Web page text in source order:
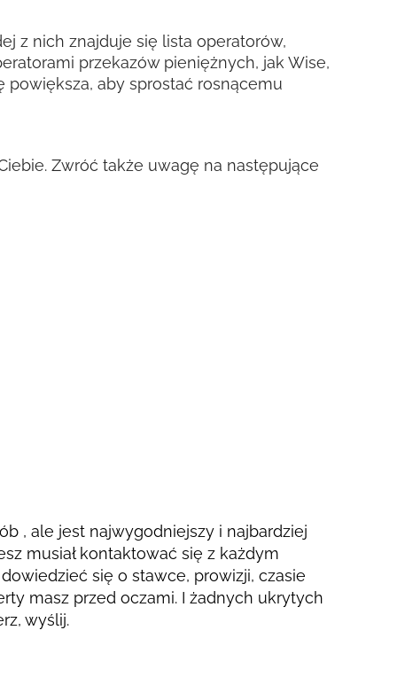
z nich znajduje się lista operatorów,
przekazów pieniężnych, jak Wise,
powiększa, aby sprostać rosnącemu
Zwróć także uwagę na następujące
, ale jest najwygodniejszy i najbardziej
musiał kontaktować się z każdym
się o stawce, prowizji, czasie
masz przed oczami. I żadnych ukrytych
wyślij.